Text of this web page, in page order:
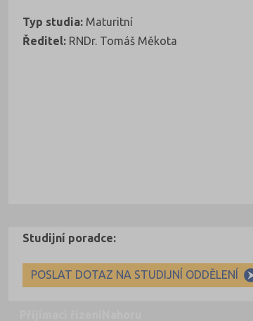
Typ studia: Maturitní
Ředitel: RNDr. Tomáš Měkota
Studijní poradce:
POSLAT DOTAZ NA STUDIJNÍ ODDĚLENÍ